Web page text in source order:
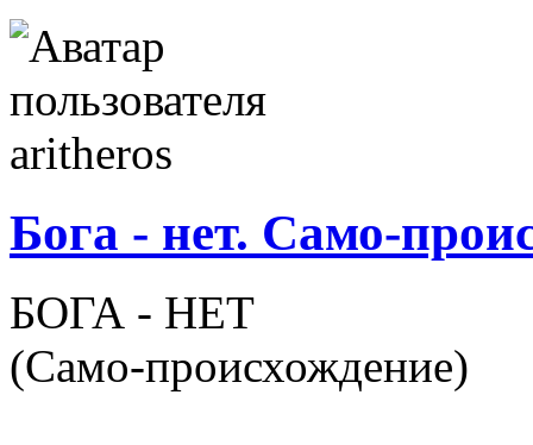
Бога - нет. Само-
БОГА - НЕТ
(Само-происхождение)